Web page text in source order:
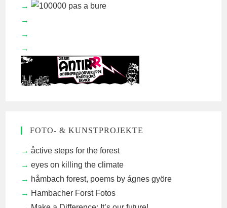
FOTO- & KUNSTPROJEKTE
åctive steps for the forest
eyes on killing the climate
håmbach forest, poems by ágnes györe
Hambacher Forst Fotos